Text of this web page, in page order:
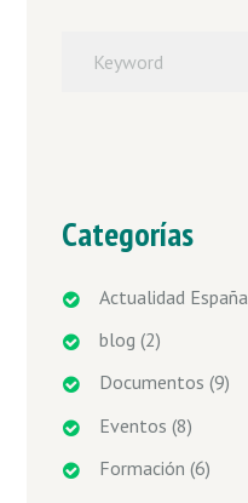
Categorías
Actualidad España
blog (2)
Documentos (9)
Eventos (8)
Formación (6)